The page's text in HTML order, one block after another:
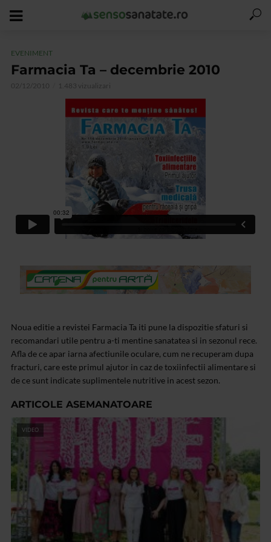
EVENIMENT
Farmacia Ta – decembrie 2010
02/12/2010 1.483 vizualizari
Noua editie a revistei Farmacia Ta iti pune la dispozitie sfaturi si
recomandari utile pentru a-ti mentine sanatatea si in sezonul rece.
Afla de ce apar iarna afectiunile oculare, cum ne recuperam dupa
fracturi, care este primul ajutor in caz de toxiinfectii alimentare si
de ce sunt indicate suplimentele nutritive in acest sezon.
ARTICOLE ASEMANATOARE
VIDEO